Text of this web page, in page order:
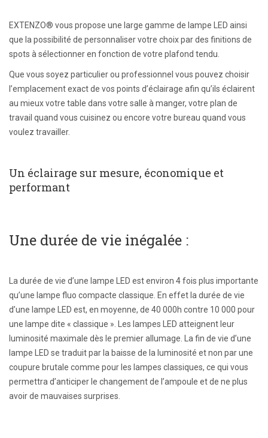
EXTENZO® vous propose une large gamme de lampe LED ainsi
que la possibilité de personnaliser votre choix par des finitions de
spots à sélectionner en fonction de votre plafond tendu.
Que vous soyez particulier ou professionnel vous pouvez choisir
l’emplacement exact de vos points d’éclairage afin qu’ils éclairent
au mieux votre table dans votre salle à manger, votre plan de
travail quand vous cuisinez ou encore votre bureau quand vous
voulez travailler.
Un éclairage sur mesure, économique et
performant
Une durée de vie inégalée :
La durée de vie d’une lampe LED est environ 4 fois plus importante
qu’une lampe fluo compacte classique. En effet la durée de vie
d’une lampe LED est, en moyenne, de 40 000h contre 10 000 pour
une lampe dite « classique ». Les lampes LED atteignent leur
luminosité maximale dès le premier allumage. La fin de vie d’une
lampe LED se traduit par la baisse de la luminosité et non par une
coupure brutale comme pour les lampes classiques, ce qui vous
permettra d’anticiper le changement de l’ampoule et de ne plus
avoir de mauvaises surprises.